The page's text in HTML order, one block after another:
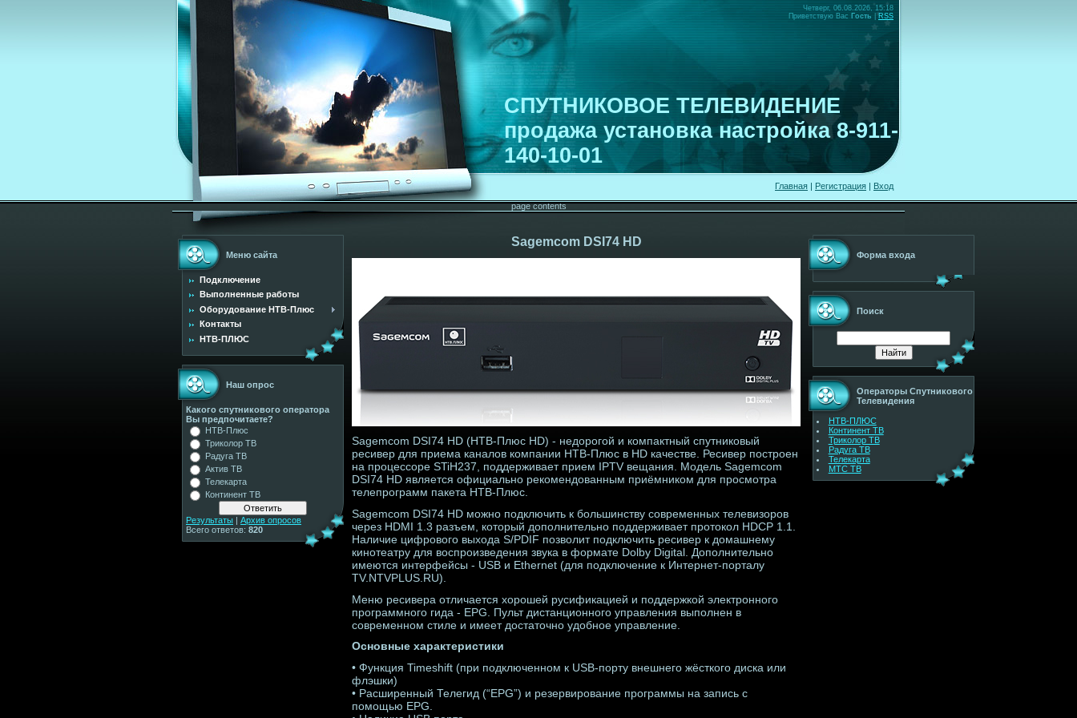
Четверг, 06.08.2026, 15:18
Приветствую Вас Гость |RSS
СПУТНИКОВОЕ ТЕЛЕВИДЕНИЕ
продажа установка настройка 8-911-
140-10-01
Главная | Регистрация | Вход
page contents
Меню сайта
Подключение
Выполненные работы
Оборудование НТВ-Плюс
Контакты
НТВ-ПЛЮС
Наш опрос
Какого спутникового оператора
Вы предпочитаете?
НТВ-Плюс
Триколор ТВ
Радуга ТВ
Актив ТВ
Телекарта
Континент ТВ
Результаты | Архив опросов
Всего ответов: 820
Sagemcom DSI74 HD
Sagemcom DSI74 HD (НТВ-Плюс HD) - недорогой и компактный спутниковый
ресивер для приема каналов компании НТВ-Плюс в HD качестве. Ресивер построен
на процессоре STiH237, поддерживает прием IPTV вещания. Модель Sagemcom
DSI74 HD является официально рекомендованным приёмником для просмотра
телепрограмм пакета НТВ-Плюс.
Sagemcom DSI74 HD можно подключить к большинству современных телевизоров
через HDMI 1.3 разъем, который дополнительно поддерживает протокол HDCP 1.1.
Наличие цифрового выхода S/PDIF позволит подключить ресивер к домашнему
кинотеатру для воспроизведения звука в формате Dolby Digital. Дополнительно
имеются интерфейсы - USB и Ethernet (для подключение к Интернет-порталу
TV.NTVPLUS.RU).
Меню ресивера отличается хорошей русификацией и поддержкой электронного
программного гида - EPG. Пульт дистанционного управления выполнен в
современном стиле и имеет достаточно удобное управление.
Основные характеристики
• Функция Timeshift (при подключенном к USB-порту внешнего жёсткого диска или
флэшки)
• Расширенный Телегид (“EPG”) и резервирование программы на запись с
помощью EPG.
Форма входа
Поиск
Операторы Спутникового
Телевидения
НТВ-ПЛЮС
Континент ТВ
Триколор ТВ
Радуга ТВ
Телекарта
МТС ТВ